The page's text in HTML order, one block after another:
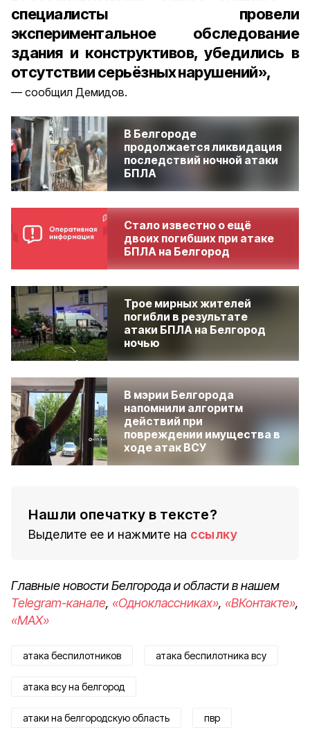
специалисты провели
экспериментальное обследование
здания и конструктивов, убедились в
отсутствии серьёзных нарушений»,
сообщил Демидов.
В Белгороде
продолжается ликвидация
последствий ночной атаки
БПЛА
Стало известно о ещё
двоих погибших при атаке
БПЛА на Белгород
Трое мирных жителей
погибли в результате
атаки БПЛА на Белгород
ночью
В мэрии Белгорода
напомнили алгоритм
действий при
повреждении имущества в
ходе атак ВСУ
Нашли опечатку в тексте?
Выделите ее и нажмите на ссылку
Главные новости Белгорода и области в нашем
Telegram-канале, «Одноклассниках», «ВКонтакте»,
«MAX»
атака беспилотников атака беспилотника всу
атака всу на белгород
атаки на белгородскую область пвр